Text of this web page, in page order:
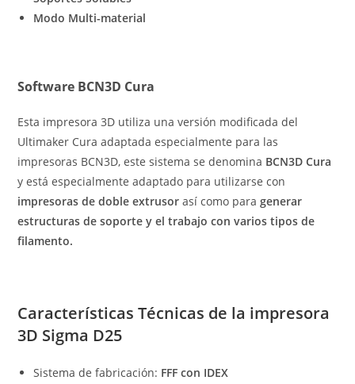
Modo Multi-material
Software BCN3D Cura
Esta impresora 3D utiliza una versión modificada del
Ultimaker Cura adaptada especialmente para las
impresoras BCN3D, este sistema se denomina BCN3D Cura
y está especialmente adaptado para utilizarse con
impresoras de doble extrusor así como para generar
estructuras de soporte y el trabajo con varios tipos de
filamento.
Características Técnicas de la impresora
3D Sigma D25
Sistema de fabricación: FFF con IDEX